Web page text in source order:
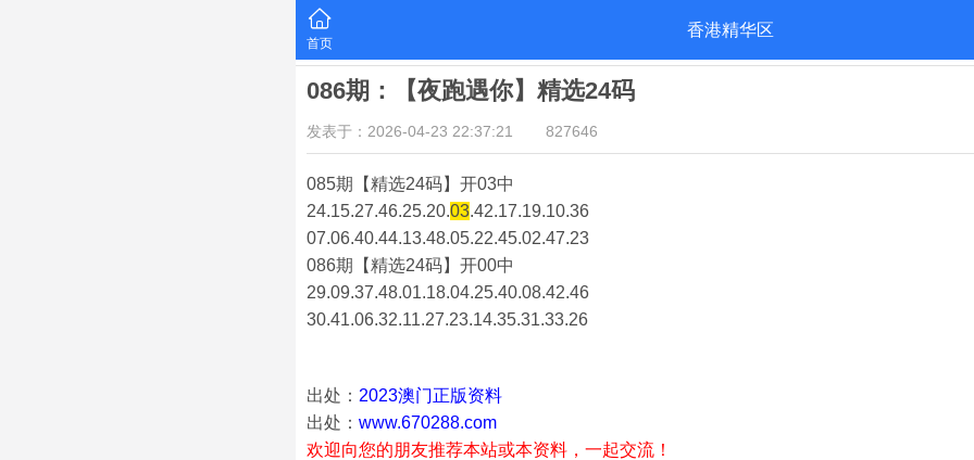
首页
香港精华区
086期：【夜跑遇你】精选24码
发表于：2026-04-23 22:37:21 827646
085期【精选24码】开03中
24.15.27.46.25.20.03.42.17.19.10.36
07.06.40.44.13.48.05.22.45.02.47.23
086期【精选24码】开00中
29.09.37.48.01.18.04.25.40.08.42.46
30.41.06.32.11.27.23.14.35.31.33.26
出处： 2023澳门正版资料
出处： www.670288.com
欢迎向您的朋友推荐本站或本资料，一起交流！